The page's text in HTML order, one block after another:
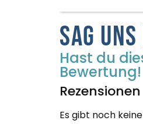
Sag
Hast du
Bewertung!
Rezensionen
Es gibt noch